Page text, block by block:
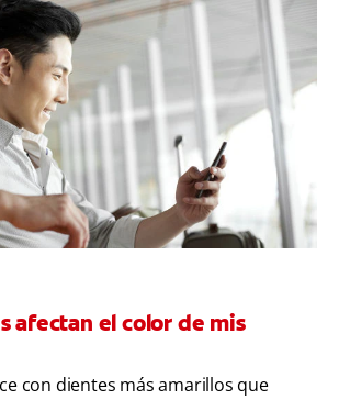
SUSCRÍBASE
afectan el color de mis
con dientes más amarillos que